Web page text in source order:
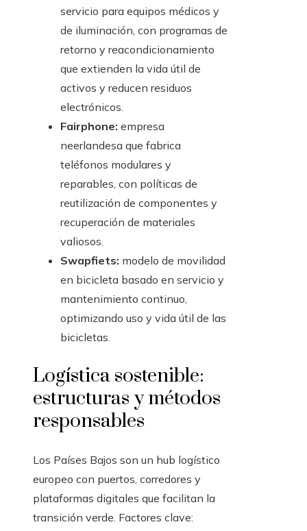
servicio para equipos médicos y
de iluminación, con programas de
retorno y reacondicionamiento
que extienden la vida útil de
activos y reducen residuos
electrónicos.
Fairphone: empresa
neerlandesa que fabrica
teléfonos modulares y
reparables, con políticas de
reutilización de componentes y
recuperación de materiales
valiosos.
Swapfiets: modelo de movilidad
en bicicleta basado en servicio y
mantenimiento continuo,
optimizando uso y vida útil de las
bicicletas.
Logística sostenible:
estructuras y métodos
responsables
Los Países Bajos son un hub logístico
europeo con puertos, corredores y
plataformas digitales que facilitan la
transición verde. Factores clave: